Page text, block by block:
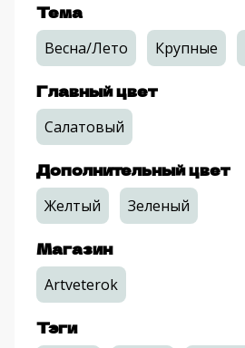
Тема
Весна/Лето Крупные
Главный цвет
Салатовый
Дополнительный цвет
Желтый Зеленый
Магазин
Artveterok
Тэги